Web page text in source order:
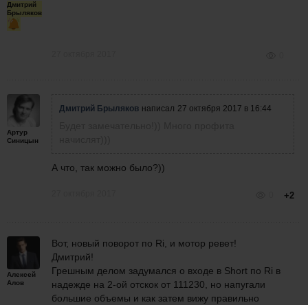
Дмитрий
Брыляков
Артур
Синицын
Дмитрий Брыляков написал 27 октября 2017 в 16:44
А что, так можно было?))
+2
Алексей
Алов
Вот, новый поворот по Ri, и мотор ревет!
Дмитрий!
Грешным делом задумался о входе в Short по Ri в
надежде на 2-ой отскок от 111230, но напугали
большие объемы и как затем вижу правильно